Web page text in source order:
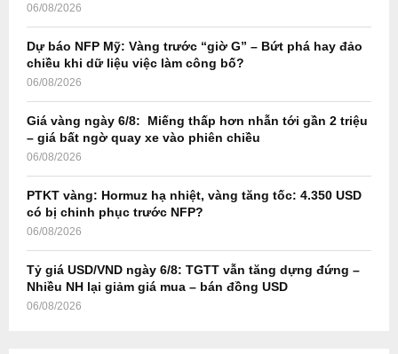
H
06/08/2026
Dự báo NFP Mỹ: Vàng trước “giờ G” – Bứt phá hay đảo
chiều khi dữ liệu việc làm công bố?
06/08/2026
Giá vàng ngày 6/8: Miếng thấp hơn nhẫn tới gần 2 triệu
– giá bất ngờ quay xe vào phiên chiều
06/08/2026
PTKT vàng: Hormuz hạ nhiệt, vàng tăng tốc: 4.350 USD
có bị chinh phục trước NFP?
06/08/2026
Tỷ giá USD/VND ngày 6/8: TGTT vẫn tăng dựng đứng –
Nhiều NH lại giảm giá mua – bán đồng USD
06/08/2026